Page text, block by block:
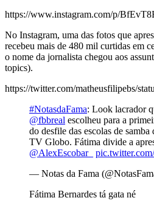
https://www.instagram.com/p/
No Instagram, uma das fotos que
recebeu mais de 480 mil curtidas em
o nome da jornalista chegou aos
topics).
https://twitter.com/matheusfilipebs/
#NotasdaFama: Look lacrador
@fbbreal escolheu para a
do desfile das escolas de
TV Globo. Fátima divide a
@AlexEscobar_
— Notas da Fama
Fátima Bernardes tá gata né